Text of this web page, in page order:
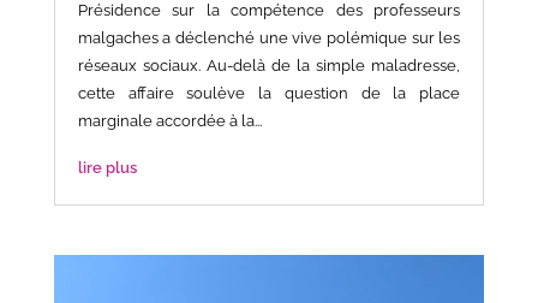
Présidence sur la compétence des professeurs
malgaches a déclenché une vive polémique sur les
réseaux sociaux. Au-delà de la simple maladresse,
cette affaire soulève la question de la place
marginale accordée à la...
lire plus